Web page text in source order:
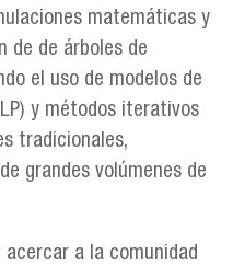
matemáticas y
de de árboles de
el uso de modelos de
y métodos iterativos
tradicionales,
grandes volúmenes de
a la comunidad